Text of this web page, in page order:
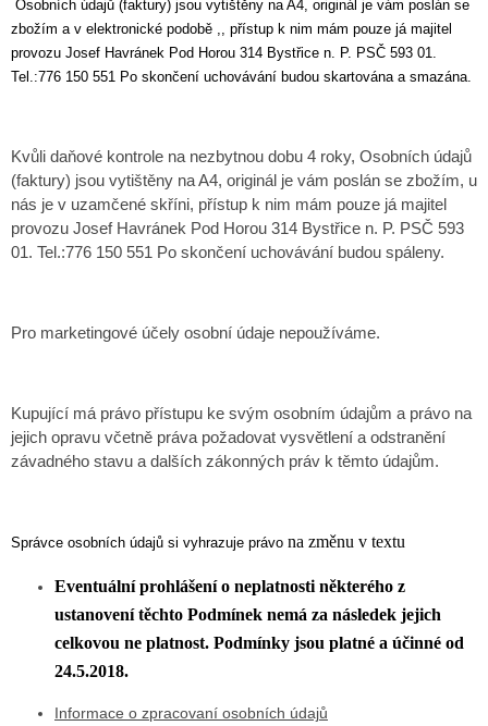
Osobních údajů (faktury) jsou vytištěny na A4, originál je vám poslán se
zbožím a v elektronické podobě ,, přístup k nim mám pouze já majitel
provozu Josef Havránek Pod Horou 314 Bystřice n. P. PSČ 593 01.
Tel.:776 150 551 Po skončení uchovávání budou skartována a smazána.
Kvůli daňové kontrole na nezbytnou dobu 4 roky, Osobních údajů
(faktury) jsou vytištěny na A4, originál je vám poslán se zbožím, u
nás je v uzamčené skříni, přístup k nim mám pouze já majitel
provozu Josef Havránek Pod Horou 314 Bystřice n. P. PSČ 593
01. Tel.:776 150 551 Po skončení uchovávání budou spáleny.
Pro marketingové účely osobní údaje nepoužíváme.
Kupující má právo přístupu ke svým osobním údajům a právo na
jejich opravu včetně práva požadovat vysvětlení a odstranění
závadného stavu a dalších zákonných práv k těmto údajům.
Správce osobních údajů si vyhrazuje právo na změnu v textu
Eventuální prohlášení o neplatnosti některého z
ustanovení těchto Podmínek nemá za následek jejich
celkovou ne platnost. Podmínky jsou platné a účinné od
24.5.2018.
Informace o zpracovaní osobních údajů